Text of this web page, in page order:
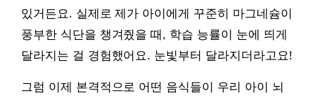
있거든요. 실제로 제가 아이에게 꾸준히 마그네슘이
풍부한 식단을 챙겨줬을 때, 학습 능률이 눈에 띄게
달라지는 걸 경험했어요. 눈빛부터 달라지더라고요!
그럼 이제 본격적으로 어떤 음식들이 우리 아이 뇌